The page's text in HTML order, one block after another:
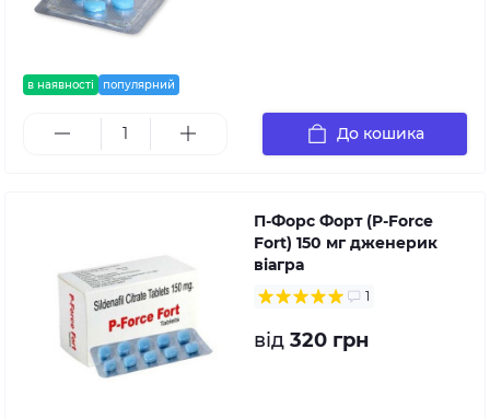
в наявності популярний
До кошика
П-Форс Форт (P-Force
Fort) 150 мг дженерик
віагра
1
від 320 грн